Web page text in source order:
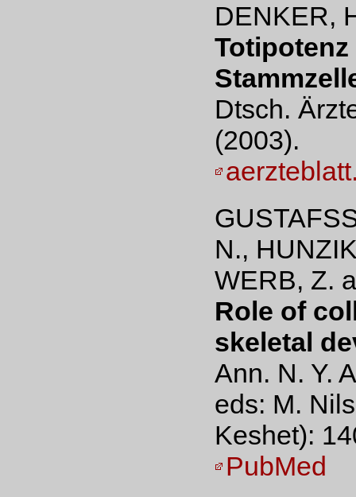
DENKER,
Dtsch.
(2003).
N.,
WERB, Z.
Role of
skeletal
Ann. N. Y.
eds: M.
Keshet):
PubMed